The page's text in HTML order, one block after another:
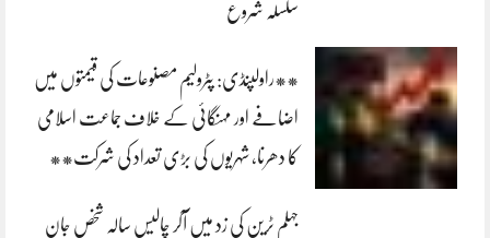
سلسلہ شروع
**راولپنڈی: پٹرولیم مصنوعات کی قیمتوں میں
اضافے اور مہنگائی کے خلاف جماعت اسلامی
کا دھرنا، شہریوں کی بڑی تعداد کی شرکت**
جہلم ٹرین کی زد میں آکر چالیس سالہ شخص جان